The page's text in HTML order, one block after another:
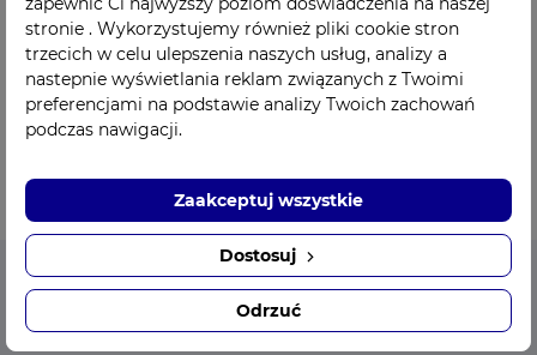
Mail:esklep@cezal.pl
CEZAL - Sklep medyczny
stronie . Wykorzystujemy również pliki cookie stron
trzecich w celu ulepszenia naszych usług, analizy a
nastepnie wyświetlania reklam związanych z Twoimi
preferencjami na podstawie analizy Twoich zachowań
podczas nawigacji.
Odrzuć
Dostosuj
Zaakceptuj wszystkie